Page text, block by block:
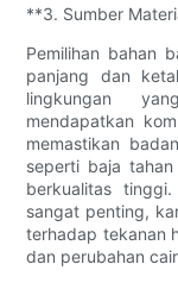
**3. Sumber
Pemilihan bahan
panjang dan
lingkungan
mendapatkan
memastikan
seperti baja
berkualitas
sangat penting,
terhadap tekanan
dan perubahan